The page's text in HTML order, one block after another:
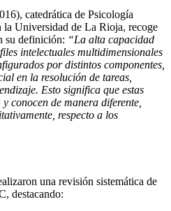
catedrática de Psicología
Universidad de La Rioja, recoge
su definición: “La alta capacidad
intelectuales multidimensionales
por distintos componentes,
en la resolución de tareas,
Esto significa que estas
conocen de manera diferente,
respecto a los
una revisión sistemática de
destacando: